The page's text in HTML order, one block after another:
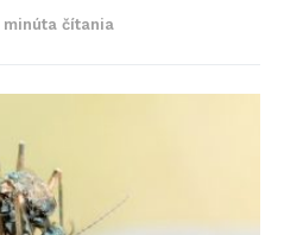
minúta čítania